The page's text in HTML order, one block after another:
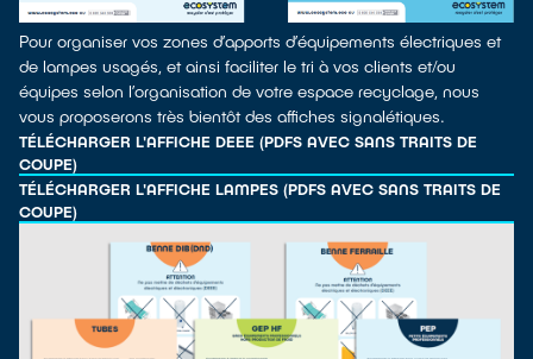
Pour organiser vos zones d’apports d’équipements électriques et
de lampes usagés, et ainsi faciliter le tri à vos clients et/ou
équipes selon l’organisation de votre espace recyclage, nous
vous proposerons très bientôt des affiches signalétiques.
TÉLÉCHARGER L'AFFICHE DEEE (PDFS AVEC SANS TRAITS DE
COUPE)
TÉLÉCHARGER L'AFFICHE LAMPES (PDFS AVEC SANS TRAITS DE
COUPE)